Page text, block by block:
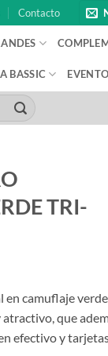
Contacto
BASSIC
TRI-
en camuflaje
que
efectivo y